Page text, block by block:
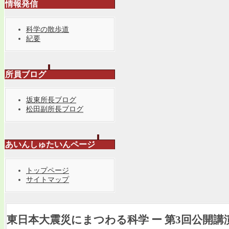
情報発信
科学の散歩道
紀要
所員ブログ
坂東所長ブログ
松田副所長ブログ
あいんしゅたいんページ
トップページ
サイトマップ
東日本大震災にまつわる科学 ー 第3回公開講